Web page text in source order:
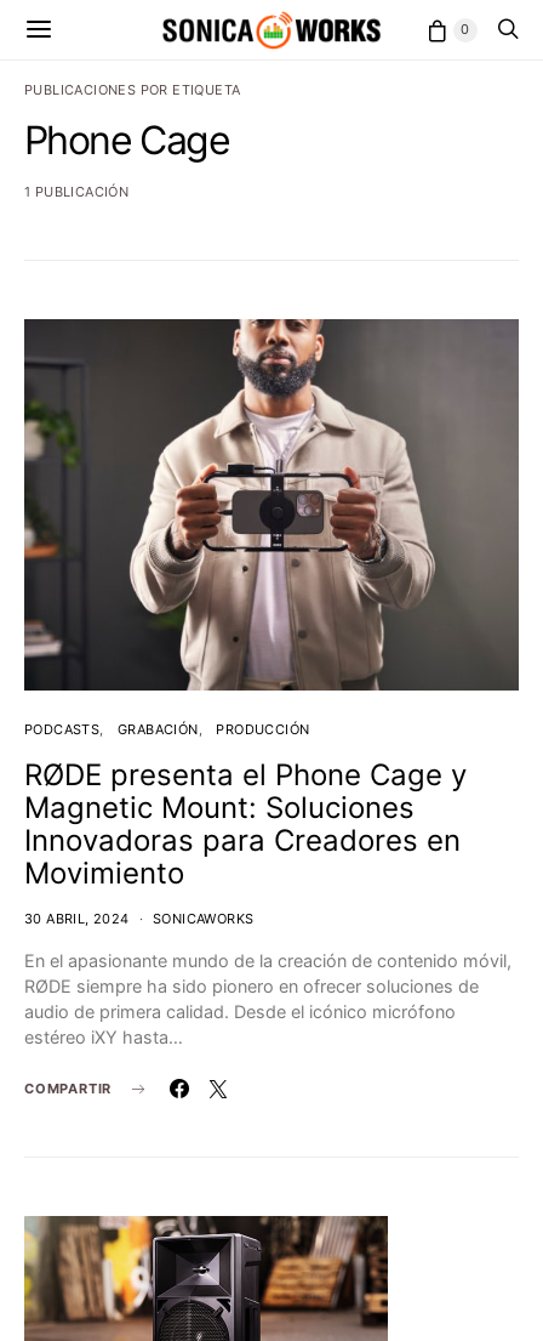
0
PUBLICACIONES POR ETIQUETA
Phone Cage
1 PUBLICACIÓN
PODCASTS GRABACIÓN PRODUCCIÓN
RØDE presenta el Phone Cage y
Magnetic Mount: Soluciones
Innovadoras para Creadores en
Movimiento
30 ABRIL, 2024 SONICAWORKS
En el apasionante mundo de la creación de contenido móvil,
RØDE siempre ha sido pionero en ofrecer soluciones de
audio de primera calidad. Desde el icónico micrófono
estéreo iXY hasta…
COMPARTIR